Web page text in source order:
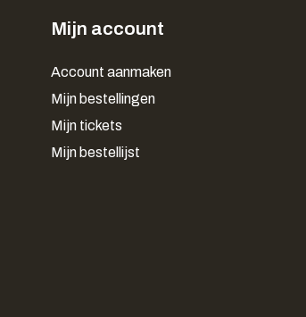
Mijn account
Account aanmaken
Mijn bestellingen
Mijn tickets
Mijn bestellijst